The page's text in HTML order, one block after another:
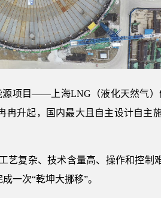
源项目——上海LNG（液化天然气
冉升起，国内最大且自主设计自主
艺复杂、技术含量高、操作和控制
一次“乾坤大挪移”。